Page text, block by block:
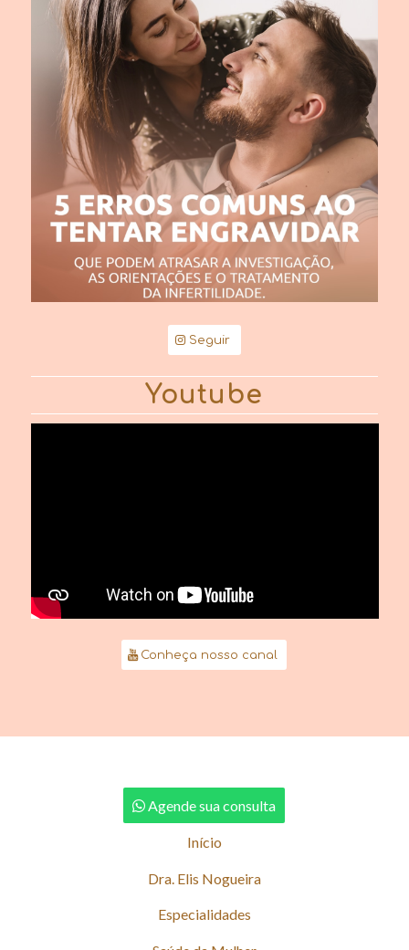
Seguir
Youtube
Conheça nosso canal
Agende sua consulta
Início
Dra. Elis Nogueira
Especialidades